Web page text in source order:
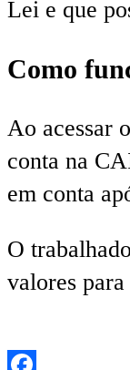
Lei e que
Como
Ao acessar
conta na
em conta
O
valores para